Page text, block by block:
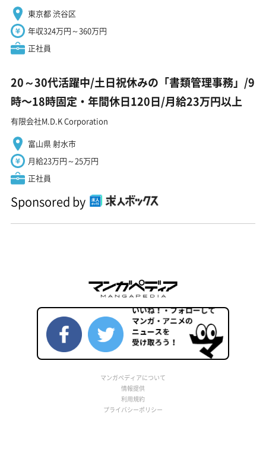
東京都 渋谷区
年収324万円～360万円
正社員
20～30代活躍中/土日祝休みの「書類管理事務」/9
時〜18時固定・年間休日120日/月給23万円以上
有限会社M.D.K Corporation
富山県 射水市
月給23万円～25万円
正社員
Sponsored by
マンガペディアについて
情報提供
利用規約
プライバシーポリシー